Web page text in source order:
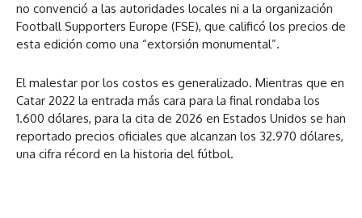
no convenció a las autoridades locales ni a la organización
Football Supporters Europe (FSE), que calificó los precios de
esta edición como una “extorsión monumental”.
El malestar por los costos es generalizado. Mientras que en
Catar 2022 la entrada más cara para la final rondaba los
1.600 dólares, para la cita de 2026 en Estados Unidos se han
reportado precios oficiales que alcanzan los 32.970 dólares,
una cifra récord en la historia del fútbol.